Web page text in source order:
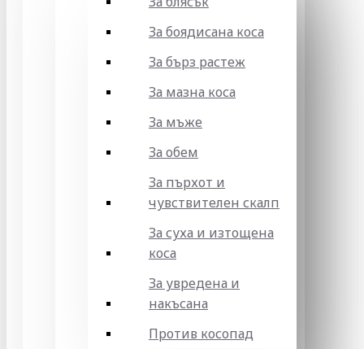
За боядисана коса
За бърз растеж
За мазна коса
За мъже
За обем
За пърхот и
чувствителен скалп
За суха и изтощена
коса
За увредена и
накъсана
Против косопад